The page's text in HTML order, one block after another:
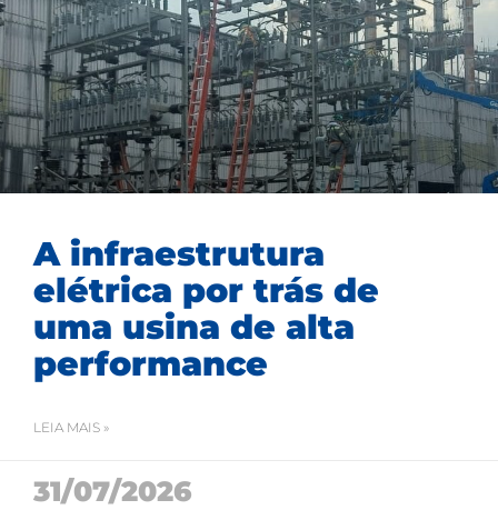
A infraestrutura
elétrica por trás de
uma usina de alta
performance
LEIA MAIS »
31/07/2026